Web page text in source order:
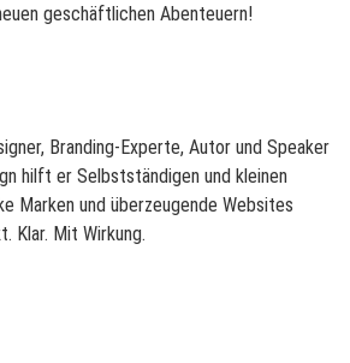
geschäftlichen Abenteuern!
Branding-Experte, Autor und Speaker
hilft er Selbstständigen und kleinen
Marken und überzeugende Websites
Klar. Mit Wirkung.